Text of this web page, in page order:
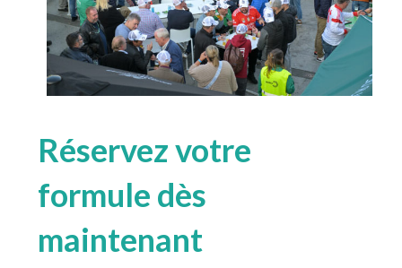
Réservez votre
formule dès
maintenant